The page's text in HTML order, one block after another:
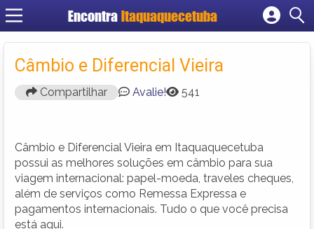
Encontra Itaquaquecetuba
Cadastrar empresa
Criar conta
Câmbio e Diferencial Vieira
Compartilhar Avalie! 541
Câmbio e Diferencial Vieira em Itaquaquecetuba
possui as melhores soluções em câmbio para sua
viagem internacional: papel-moeda, traveles cheques,
além de serviços como Remessa Expressa e
pagamentos internacionais. Tudo o que você precisa
está aqui.